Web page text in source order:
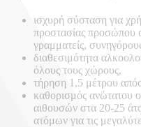
ισχυρή σύσταση για
προστασίας προσώπου
γραμματείς,
διαθεσιμότητα
όλους τους χώρους,
τήρηση 1,5 μέτρου
καθορισμός ανώτατου
αιθουσών στα 20-25
ατόμων για τις